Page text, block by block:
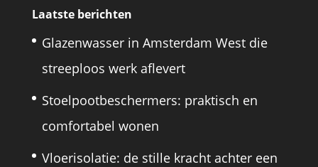
Laatste berichten
Glazenwasser in Amsterdam West die
streeploos werk aflevert
Stoelpootbeschermers: praktisch en
comfortabel wonen
Vloerisolatie: de stille kracht achter een